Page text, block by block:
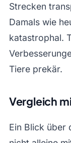
Strecken
Damals wie
katastrophal.
Tiere prekär.
Vergleich
Ein Blick über